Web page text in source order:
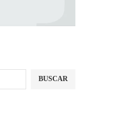
BUSCAR